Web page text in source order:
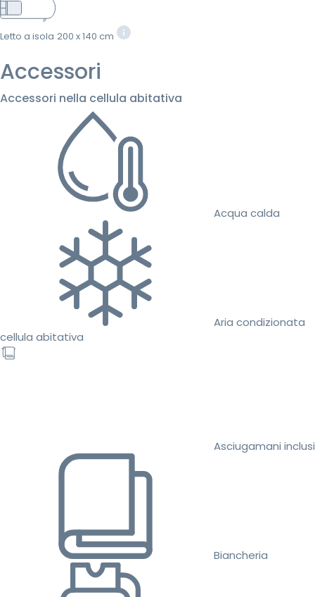
Letto a isola 200 x 140 cm
Accessori
Accessori nella cellula abitativa
Acqua calda
Aria condizionata
cellula abitativa
Asciugamani inclusi
Biancheria